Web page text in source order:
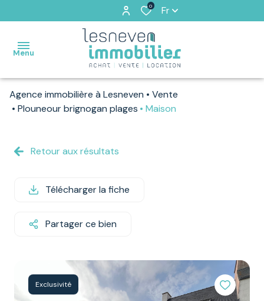
0 Fr
Menu
ACCUEIL
VENDUS
NOS
LOCATIONS
ESTIMATION
Agence immobilière à Lesneven
Vente
Plouneour brignogan plages
Maison
Retour aux résultats
Télécharger la fiche
Partager ce bien
Exclusivité